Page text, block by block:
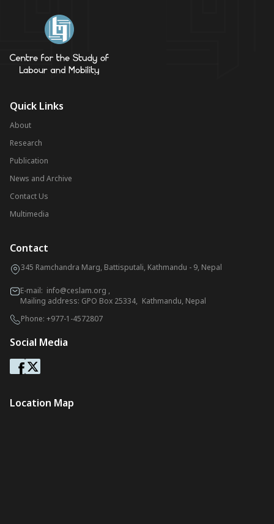
Quick Links
About
Research
Publication
News and Archive
Contact Us
Multimedia
Contact
345 Ramchandra Marg, Battisputali, Kathmandu - 9, Nepal
E-mail: info@ceslam.org ,
Mailing address: GPO Box 25334, Kathmandu, Nepal
Phone: +977-1-4572807
Social Media
Location Map